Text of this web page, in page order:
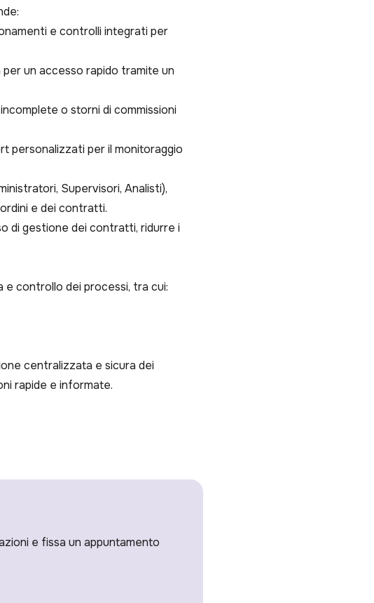
e controlli integrati per
un accesso rapido tramite un
o storni di commissioni
personalizzati per il monitoraggio
Supervisori, Analisti),
e dei contratti.
di gestione dei contratti, ridurre i
e controllo dei processi, tra cui:
centralizzata e sicura dei
rapide e informate.
e fissa un appuntamento